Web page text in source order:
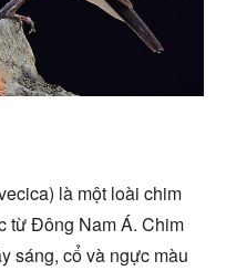
là một loài chim
từ Đông Nam Á. Chim
sáng, cổ và ngực màu